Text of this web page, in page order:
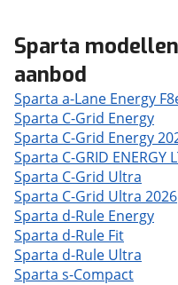
Sparta
aanbod
Sparta a-Lane Energy
Sparta C-Grid Energy
Sparta C-Grid Energy
Sparta C-GRID ENERGY
Sparta C-Grid Ultra
Sparta C-Grid Ultra 2026
Sparta d-Rule Energy
Sparta d-Rule Fit
Sparta d-Rule Ultra
Sparta s-Compact